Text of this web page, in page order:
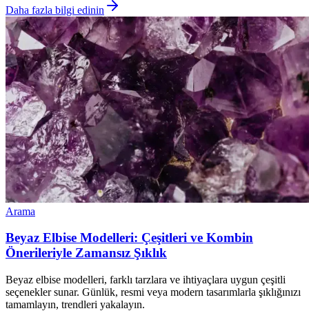
Daha fazla bilgi edinin
Arama
Beyaz Elbise Modelleri: Çeşitleri ve Kombin
Önerileriyle Zamansız Şıklık
Beyaz elbise modelleri, farklı tarzlara ve ihtiyaçlara uygun çeşitli
seçenekler sunar. Günlük, resmi veya modern tasarımlarla şıklığınızı
tamamlayın, trendleri yakalayın.